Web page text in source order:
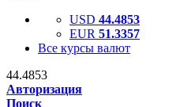
USD 44.4853
EUR 51.3357
Все курсы валют
44.4853
Авторизация
Поиск